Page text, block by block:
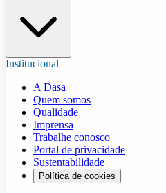
Institucional
A Dasa
Quem somos
Qualidade
Imprensa
Trabalhe conosco
Portal de privacidade
Sustentabilidade
Política de cookies